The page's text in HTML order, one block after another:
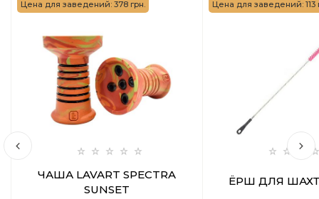
Цена для заведений: 378 грн.
ЧАША LAVART SPECTRA
SUNSET
Цена для заведений: 113
ЁРШ ДЛЯ